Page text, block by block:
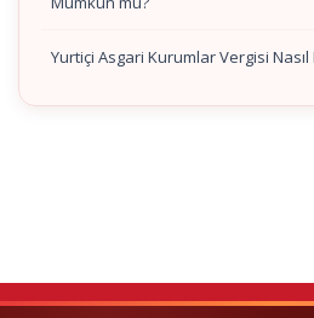
Yurtiçi Asgari Kurumlar Vergisi Nasıl